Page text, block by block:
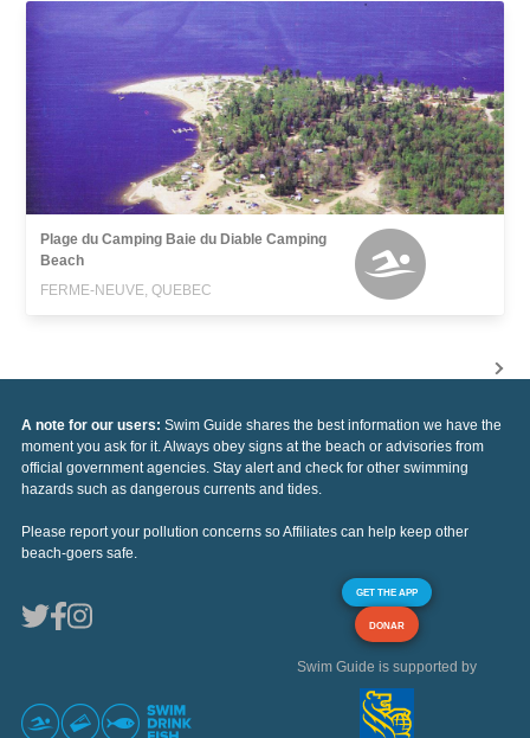
Plage du Camping Baie du Diable Camping
Beach
FERME-NEUVE, QUEBEC
A note for our users: Swim Guide shares the best information we have the
moment you ask for it. Always obey signs at the beach or advisories from
official government agencies. Stay alert and check for other swimming
hazards such as dangerous currents and tides.
Please report your pollution concerns so Affiliates can help keep other
beach-goers safe.
GET THE APP
DONAR
Swim Guide is supported by